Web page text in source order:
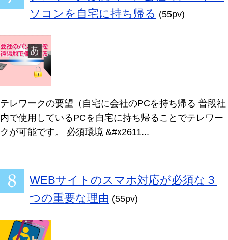
ソコンを自宅に持ち帰る (55pv)
テレワークの要望（自宅に会社のPCを持ち帰る 普段社
内で使用しているPCを自宅に持ち帰ることでテレワー
クが可能です。 必須環境 &#x2611...
WEBサイトのスマホ対応が必須な３
つの重要な理由 (55pv)